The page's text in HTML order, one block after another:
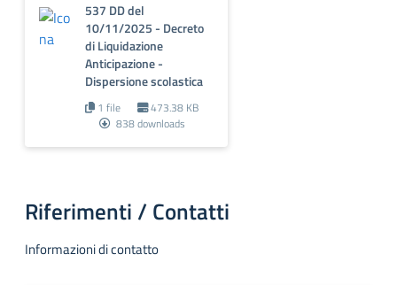
537 DD del
10/11/2025 - Decreto
di Liquidazione
Anticipazione -
Dispersione scolastica
1 file
473.38 KB
838 downloads
Riferimenti / Contatti
Informazioni di contatto